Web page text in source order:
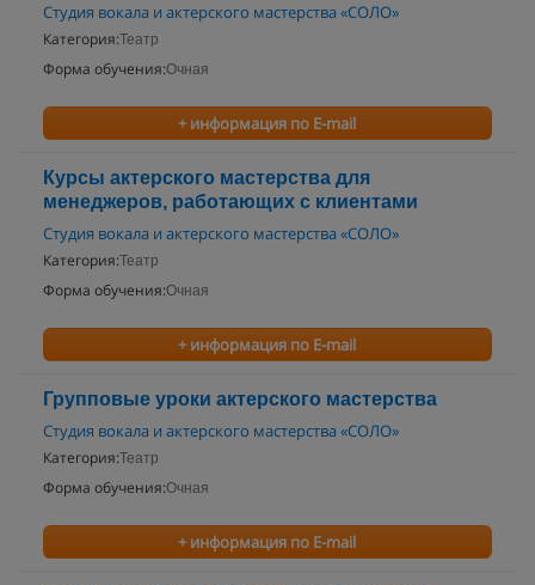
Студия вокала и актерского мастерства «СОЛО»
Категория:Театр
Форма обучения:Очная
+ информация по E-mail
Курсы актерского мастерства для
менеджеров, работающих с клиентами
Студия вокала и актерского мастерства «СОЛО»
Категория:Театр
Форма обучения:Очная
+ информация по E-mail
Групповые уроки актерского мастерства
Студия вокала и актерского мастерства «СОЛО»
Категория:Театр
Форма обучения:Очная
+ информация по E-mail